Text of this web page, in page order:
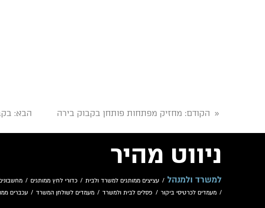
« הקודם: מחזיק מפתחות פותחן בקבוק בירה הבא:
ניווט מהיר
למשרד ולמנהל / עציצים ממותגים למשרד ולבית / כדורי לחץ ממותגים /
/ מעמדים לכרטיסי ביקור / פסלים לבית ולמשרד / מעמדים לשולחן המשרד / עכברים